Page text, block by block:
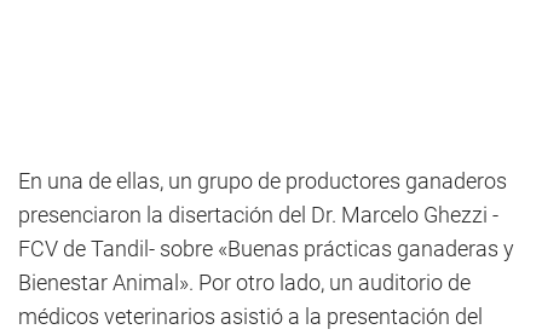
En una de ellas, un grupo de productores ganaderos
presenciaron la disertación del Dr. Marcelo Ghezzi -
FCV de Tandil- sobre «Buenas prácticas ganaderas y
Bienestar Animal». Por otro lado, un auditorio de
médicos veterinarios asistió a la presentación del